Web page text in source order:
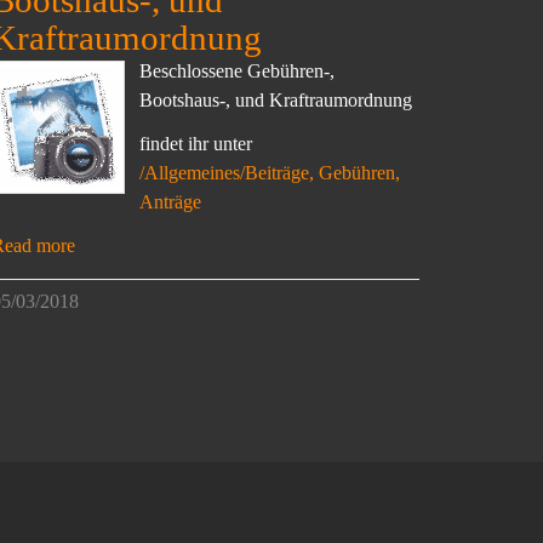
Beschlossene Gebühren-,
Bootshaus-, und Kraftraumordnung
findet ihr unter
/Allgemeines/Beiträge, Gebühren,
Anträge
more
03/2018